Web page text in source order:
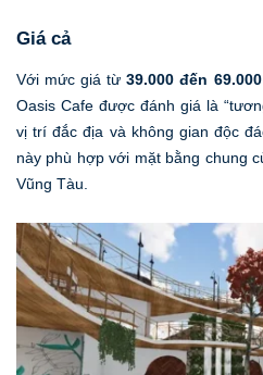
Giá cả
Với mức giá từ39.000 đến
Oasis Cafe được đánh giá là
vị trí đắc địa và không gian độc
này phù hợp với mặt bằng chung
Vũng Tàu.